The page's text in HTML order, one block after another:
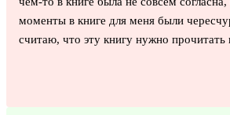
моменты в книге для меня были
считаю, что эту книгу нужно прочитать